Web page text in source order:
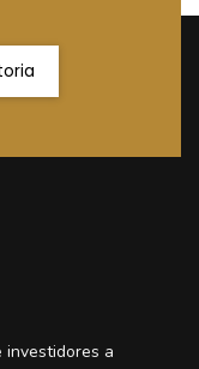
investidores a